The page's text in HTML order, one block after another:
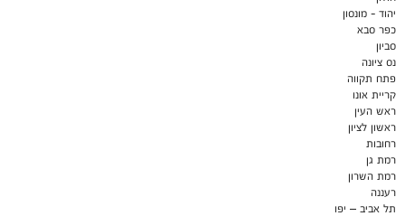
יהוד - מונסון
כפר סבא
סביון
נס ציונה
פתח תקווה
קריית אונו
ראש העין
ראשון לציון
רחובות
רמת גן
רמת השרון
רעננה
תל אביב – יפו